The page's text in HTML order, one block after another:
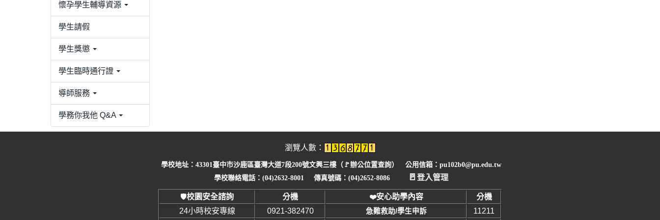
懷孕學生輔導資源
學生請假
學生獎懲
學生臨時通行證
導師服務
學務你我他 Q&A
瀏覽人數：
學校地址：43301臺中市沙鹿區臺灣大道7段200號文興三樓（🚩辦公位置查詢） 公用信箱：pu102b0@pu.edu.tw
學校聯絡電話：(04)2632-8001 傳真號碼：(04)2652-8086
🚪登入管理
🛡️校園安全諮詢 分機 ❤安心助學內容
分機
24小時校安專線
0921-382470 急難救助/學生申訴 11211